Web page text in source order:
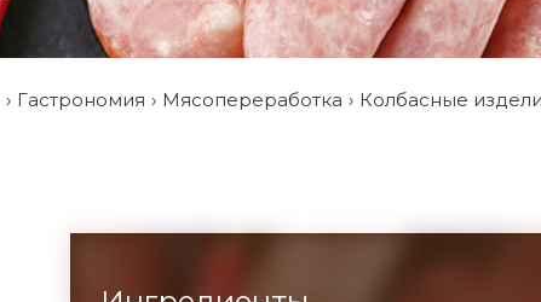
Гастрономия Мясопереработка Колбасные